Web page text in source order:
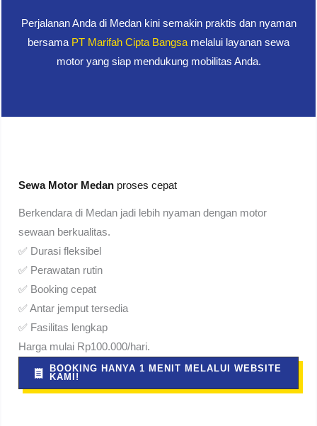
Perjalanan Anda di Medan kini semakin praktis dan nyaman
bersama PT Marifah Cipta Bangsa melalui layanan sewa
motor yang siap mendukung mobilitas Anda.
Sewa Motor Medan proses cepat
Berkendara di Medan jadi lebih nyaman dengan motor
sewaan berkualitas.
✅ Durasi fleksibel
✅ Perawatan rutin
✅ Booking cepat
✅ Antar jemput tersedia
✅ Fasilitas lengkap
Harga mulai Rp100.000/hari.
BOOKING HANYA 1 MENIT MELALUI WEBSITE
KAMI!